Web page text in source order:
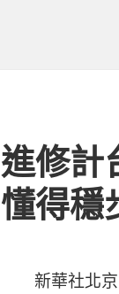
進修計
懂得穩
新華社北